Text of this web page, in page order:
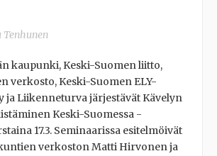
Tenhunen
kaupunki, Keski-Suomen liitto,
verkosto, Keski-Suomen ELY-
ja Liikenneturva järjestävät Kävelyn
Keski-Suomessa -
17.3. Seminaarissa esitelmöivät
verkoston Matti Hirvonen ja